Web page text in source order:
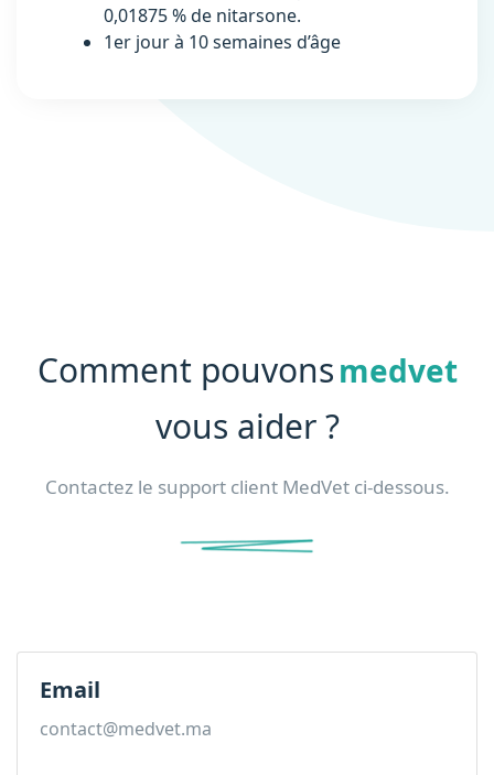
0,01875 % de nitarsone.
1er jour à 10 semaines d’âge
Comment pouvonsmedvet
vous aider ?
Contactez le support client MedVet ci-dessous.
Email
contact@medvet.ma